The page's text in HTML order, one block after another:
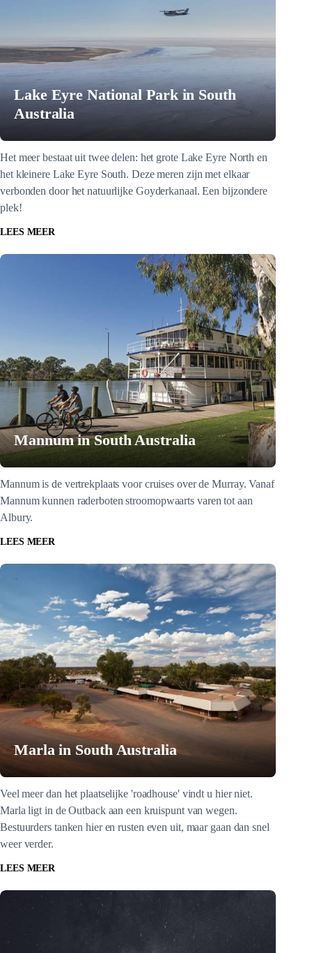
Lake Eyre National Park in South
Australia
Het meer bestaat uit twee delen: het grote Lake Eyre North en
het kleinere Lake Eyre South. Deze meren zijn met elkaar
verbonden door het natuurlijke Goyderkanaal. Een bijzondere
plek!
LEES MEER
Mannum in South Australia
Mannum is de vertrekplaats voor cruises over de Murray. Vanaf
Mannum kunnen raderboten stroomopwaarts varen tot aan
Albury.
LEES MEER
Marla in South Australia
Veel meer dan het plaatselijke 'roadhouse' vindt u hier niet.
Marla ligt in de Outback aan een kruispunt van wegen.
Bestuurders tanken hier en rusten even uit, maar gaan dan snel
weer verder.
LEES MEER